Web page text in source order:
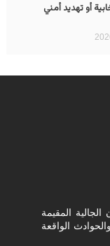
أو تهديد أمني
المقيمة
الواقعة